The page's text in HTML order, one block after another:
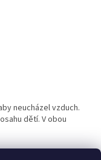
neucházel vzduch.
dětí. V obou